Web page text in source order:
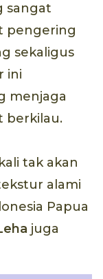
sangat
pengering
sekaligus
ini
menjaga
berkilau.
tak akan
alami
Papua
juga